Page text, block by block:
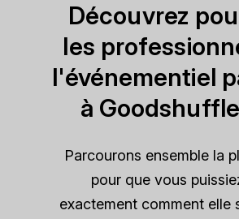
Découvrez
les
l'événementiel
à
Parcourons ensemble la
pour que vous
exactement comment elle